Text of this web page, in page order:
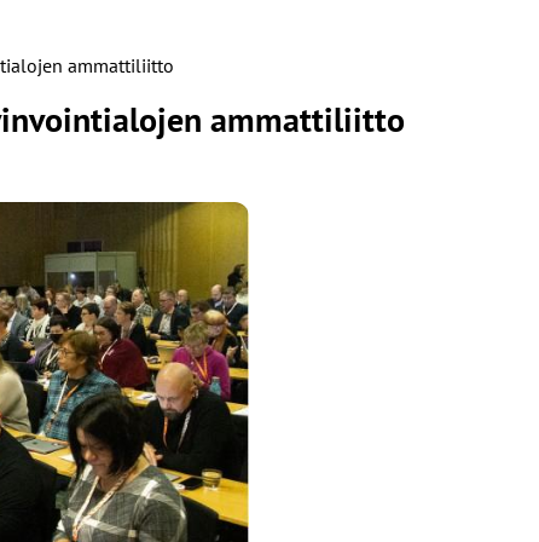
ammattiliitto
ammattiliitto